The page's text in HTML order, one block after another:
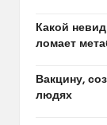
Какой
ломает
Вакцину,
людях